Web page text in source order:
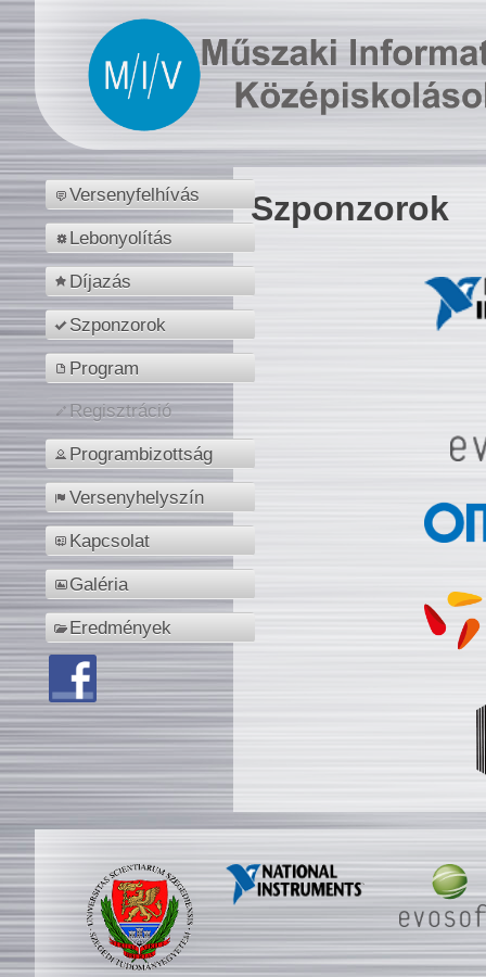
Versenyfelhívás
Lebonyolítás
Díjazás
Szponzorok
Program
Regisztráció
Programbizottság
Versenyhelyszín
Kapcsolat
Galéria
Eredmények
Szponzorok